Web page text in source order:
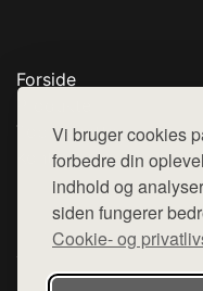
Vi bruger cookies
forbedre din
indhold og
siden fungerer
Cookie- og
Forside
Top Rabatter
Kontakt